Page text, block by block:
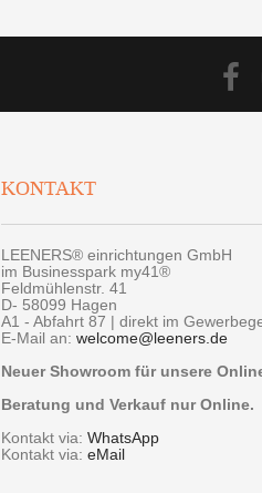
KONTAKT
LEENERS® einrichtungen GmbH
im Businesspark my41®
Feldmühlenstr. 41
D- 58099 Hagen
A1 - Abfahrt 87 | direkt im
E-Mail an: welcome@leeners.de
Neuer Showroom für unsere
Beratung und Verkauf nur Online.
Kontakt via: WhatsApp
Kontakt via: eMail